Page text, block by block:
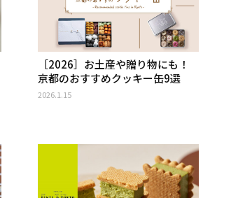
［2026］お土産や贈り物にも！
京都のおすすめクッキー缶9選
2026.1.15